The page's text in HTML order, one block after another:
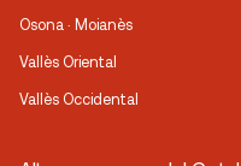
Osona · Moianès
Vallès Oriental
Vallès Occidental